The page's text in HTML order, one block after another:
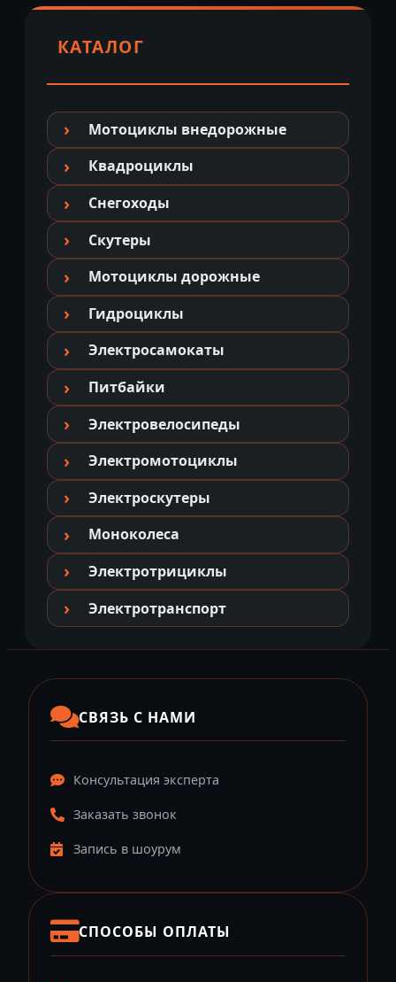
КАТАЛОГ
Мотоциклы внедорожные
Квадроциклы
Снегоходы
Скутеры
Мотоциклы дорожные
Гидроциклы
Электросамокаты
Питбайки
Электровелосипеды
Электромотоциклы
Электроскутеры
Моноколеса
Электротрициклы
Электротранспорт
СВЯЗЬ С НАМИ
Консультация эксперта
Заказать звонок
Запись в шоурум
СПОСОБЫ ОПЛАТЫ